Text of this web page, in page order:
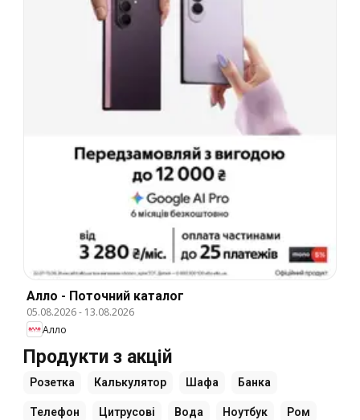
Алло - Поточний каталог
05.08.2026- 13.08.2026
Алло
Продукти з акцій
Розетка Калькулятор Шафа Банка
Телефон Цитрусові Вода Ноутбук Ром